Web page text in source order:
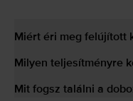
Miért éri meg felújított
Milyen teljesítményre
Mit fogsz találni a